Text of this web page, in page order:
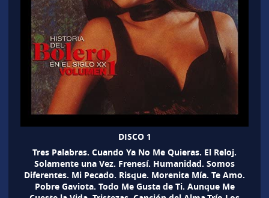
DISCO 1
Tres Palabras. Cuando Ya No Me Quieras. El Reloj.
Solamente una Vez. Frenesí. Humanidad. Somos
Diferentes. Mi Pecado. Risque. Morenita Mía. Te Amo.
Pobre Gaviota. Todo Me Gusta de Ti. Aunque Me